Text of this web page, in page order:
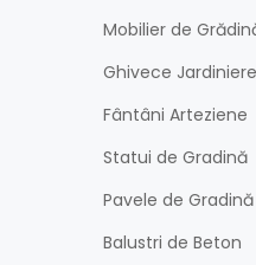
Mobilier de
Ghivece Jardiniere
Fântâni Arteziene
Statui de Gradină
Pavele de Gradină
Balustri de Beton